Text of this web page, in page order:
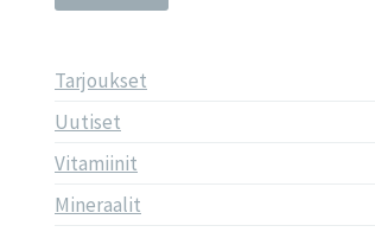
Tarjoukset
Uutiset
Vitamiinit
Mineraalit